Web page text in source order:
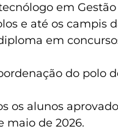
em
e até os
em
do polo
os alunos
maio de 2026.